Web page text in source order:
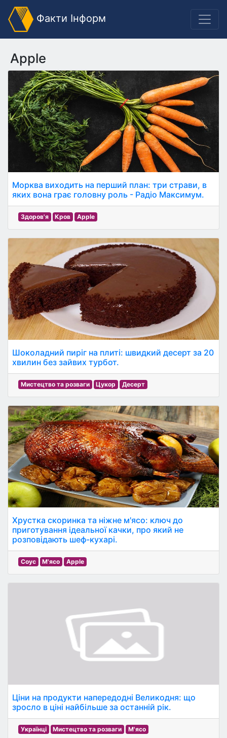
Факти Інформ
Apple
Морква виходить на перший план: три страви, в
яких вона грає головну роль - Радіо Максимум.
Здоров'я Кров Apple
Шоколадний пиріг на плиті: швидкий десерт за 20
хвилин без зайвих турбот.
Мистецтво та розваги Цукор Десерт
Хрустка скоринка та ніжне м'ясо: ключ до
приготування ідеальної качки, про який не
розповідають шеф-кухарі.
Соус М'ясо Apple
Ціни на продукти напередодні Великодня: що
зросло в ціні найбільше за останній рік.
Українці Мистецтво та розваги М'ясо